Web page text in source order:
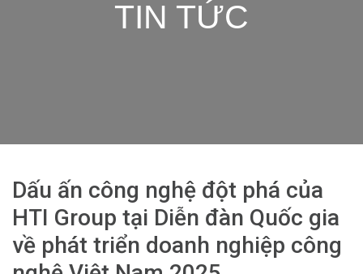
TIN TỨC
Dấu ấn công nghệ đột phá của
HTI Group tại Diễn đàn Quốc gia
về phát triển doanh nghiệp công